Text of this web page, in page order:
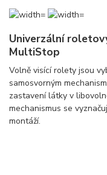
Univerzální
MultiStop
Volně visící rolety jsou
samosvorným
zastavení látky v
mechanismus se
montáží.